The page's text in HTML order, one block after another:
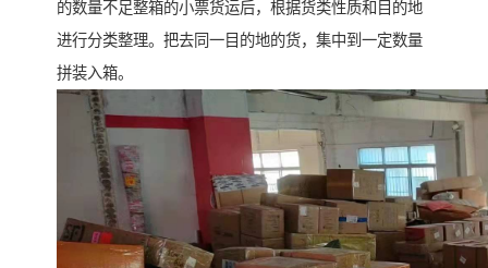
的数量不足整箱的小票货运后，根据货类性质和目的地
进行分类整理。把去同一目的地的货，集中到一定数量
拼装入箱。